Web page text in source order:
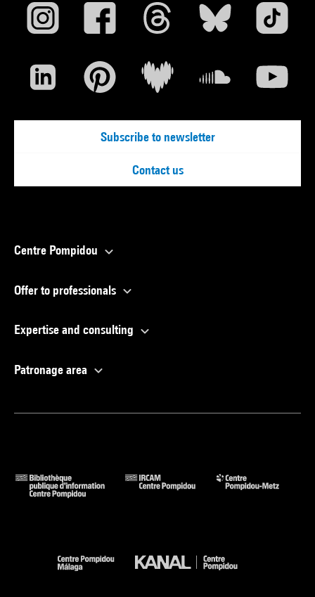
Subscribe to newsletter
Contact us
Centre Pompidou
Offer to professionals
Expertise and consulting
Patronage area